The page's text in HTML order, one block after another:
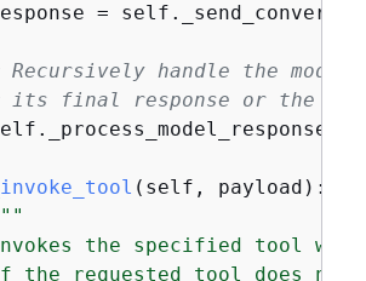
=
Recursively handle the
its final response or the
_invoke_tool ( self, payload ):
the specified tool
the requested tool does not